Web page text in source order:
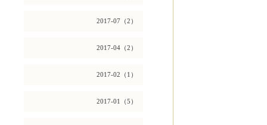
2017-07（2）
2017-04（2）
2017-02（1）
2017-01（5）